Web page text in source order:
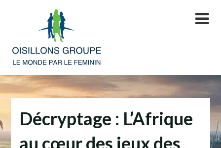
Décryptage : L’Afrique
au cœur des jeux des